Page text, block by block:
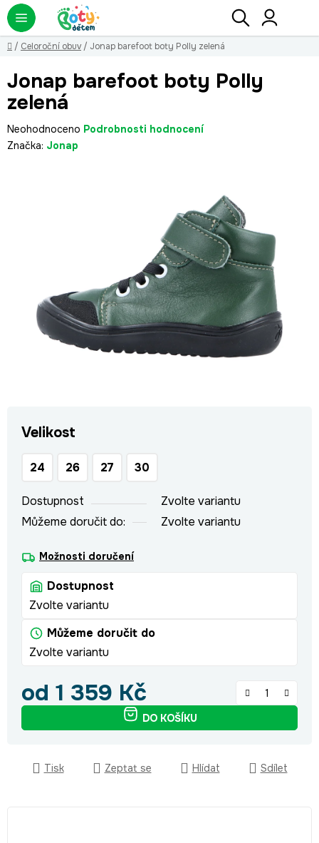
Přejít
na
obsah
Hledat
Domů
/ Celoroční obuv / Jonap barefoot boty Polly zelená
Velikost
24 26 27 30
Dostupnost
Zvolte variantu
Můžeme doručit do:
Zvolte variantu
Možnosti doručení
Dostupnost
Zvolte variantu
Můžeme doručit do
Zvolte variantu
od 1 359 Kč
DO KOŠÍKU
Tisk Zeptat se Hlídat Sdílet
Jonap barefoot boty Polly
zelená
Průměrné
hodnocení
Neohodnoceno Podrobnosti hodnocení
Značka: Jonap